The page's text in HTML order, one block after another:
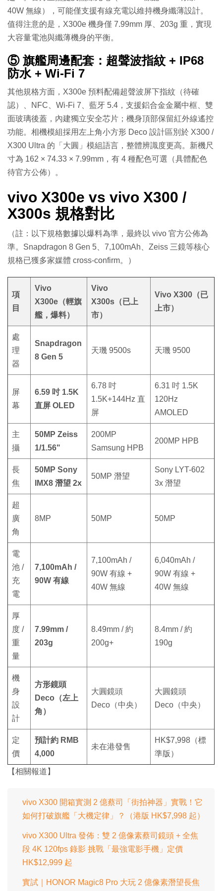
40W 無線），可能僅支援有線充電以維持機身纖薄設計。
值得注意的是，X300e 機身僅 7.99mm 厚、203g 重，實現
大容量電池與纖薄機身的平衡。
⑤ 旗艦周邊配套：超聲波指紋 + IP68
防水 + Wi-Fi 7
其他規格方面，X300e 預料配備超聲波屏下指紋（待確
認）、NFC、Wi-Fi 7、藍牙 5.4，支援鋁合金金屬中框、雙
面玻璃後蓋，內建獨立安全芯片；機身頂部保留紅外線遙控
功能。相機模組採用左上角小方形 Deco 設計區別於 X300 /
X300 Ultra 的「大圓」模組語言，整體辨識度更高。新機尺
寸為 162 × 74.33 × 7.99mm，有 4 種配色可選（具體配色
待官方公佈）。
vivo X300e vs vivo X300 /
X300s 規格對比
（註：以下規格數據以爆料為準，最終以 vivo 官方公佈為
準。Snapdragon 8 Gen 5、7,100mAh、Zeiss 三鏡等核心
規格已獲多家媒體 cross-confirm。）
項
目
Vivo
X300e（輕旗
艦，爆料）
Vivo
X300s（已上
市）
Vivo X300（已
上市）
處
理
器
Snapdragon
8 Gen 5
天璣 9500s 天璣 9500
屏
幕
6.59 吋 1.5K
直屏 OLED
6.78 吋
1.5K+144Hz 直
屏
6.31 吋 1.5K
120Hz
AMOLED
主
攝
50MP Zeiss
1/1.56"
200MP
Samsung HPB
200MP HPB
長
焦
50MP Sony
IMX8 潛望 2x
50MP 潛望
Sony LYT-602
3x 潛望
超
廣
角
8MP 50MP 50MP
電
池 /
充
電
7,100mAh /
90W 有線
7,100mAh /
90W 有線 +
40W 無線
6,040mAh /
90W 有線 +
40W 無線
厚
度 /
重
量
7.99mm /
203g
8.49mm / 約
200g+
8.4mm / 約
190g
機
身
設
計
方形鏡頭
Deco（左上
角）
大圓鏡頭
Deco（中央）
大圓鏡頭
Deco（中央）
定
價
預計約 RMB
4,000
未在港發售
HK$7,998（標
準版）
【相關報道】
vivo X300 開箱實測 2 億蔡司「街拍神器」實戰！它
如何打破旗艦「大機定律」？（港版 HK$7,998 起）
vivo X300 Ultra 發佈：雙 2 億像素蔡司鏡頭 + 全焦
段 4K 120fps 錄影 挑戰「最強電影手機」定價
HK$12,999 起
實試｜HONOR Magic8 Pro 大玩 2 億像素潛望長焦